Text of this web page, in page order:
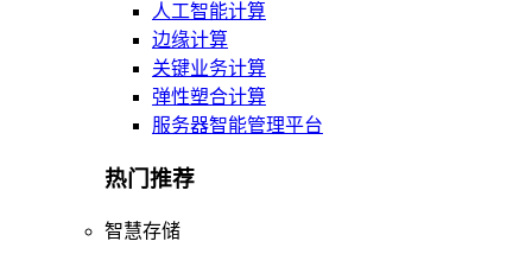
人工智能计算
边缘计算
关键业务计算
弹性塑合计算
服务器智能管理平台
热门推荐
智慧存储